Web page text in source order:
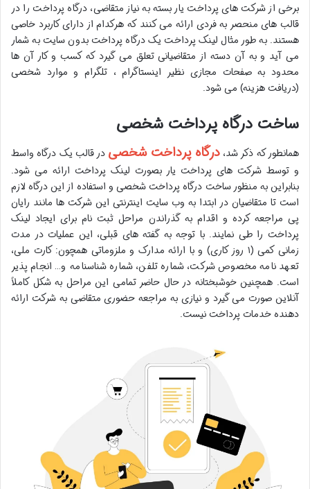
برخی از شرکت های پرداخت یار بسته به نیاز متقاضی، درگاه پرداخت را در
قالب های منحصر به فردی ارائه می کنند که هرکدام از دارای کاربرد خاصی
هستند. به طور مثال لینک پرداخت یک درگاه پرداخت بدون سایت به شمار
می آید و به آن دسته از متقاضیانی تعلق می گیرد که کسب و کار آن ها
محدود به صفحات مجازی نظیر اینستاگرام ، تلگرام و موارد شخصی
(دریافت هزینه) می شود.
ساخت درگاه پرداخت شخصی
همانطور که ذکر شد،درگاه پرداخت شخصی در قالب یک درگاه واسط
و توسط شرکت های پرداخت یار بصورت لینک پرداخت ارائه می شود.
بنابراین به منظور ساخت درگاه پرداخت شخصی و استفاده از این درگاه لازم
است تا متقاضیان در ابتدا به وب سایت اینترنتی این شرکت ها مانند رایان
پی مراجعه کرده و اقدام به گذراندن مراحل ثبت نام برای ایجاد لینک
پرداخت را طی نمایند. با توجه به گفته های قبلی، این عملیات در مدت
زمانی کمی (۱ روز کاری) و با ارائه مدارک و ملزوماتی همچون: کارت ملی،
تعهد نامه مخصوص شرکت، شماره تلفن، شماره شناسنامه و… انجام پذیر
است. همچنین خوشبختانه در حال حاضر تمامی این مراحل به شکل کاملاً
آنلاین صورت می گیرد و نیازی به مراجعه حضوری متقاضی به شرکت ارائه
دهنده خدمات پرداخت نیست.